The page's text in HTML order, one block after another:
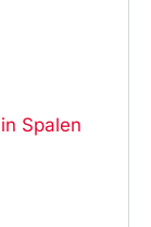
Spalen